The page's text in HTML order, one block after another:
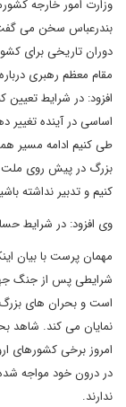
وزارت امور خارجه
بندرعباس سخن می
دوران تاریخی برای
مقام معظم رهبری
افزود: در شرایط تعیین
اساسی در آینده تغییر
طی کنیم ادامه مسیر
بزرگ در پیش روی ملت
کنیم و تدبیر نداشته
وی افزود: در شرایط
مهمان پرست با بیان
شرایطی پس از جنگ
است و بحران های
نمایان می کند. شاهد
امروز برخی کشورهای
در درون خود مواجه
ندارند.